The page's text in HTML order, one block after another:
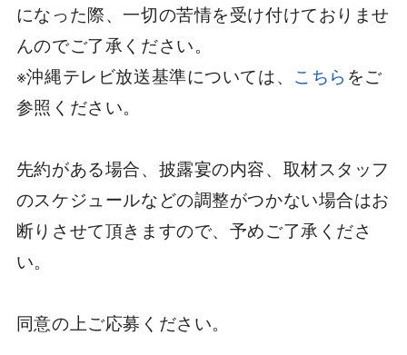
になった際、一切の苦情を受け付けておりませ
んのでご了承ください。
※沖縄テレビ放送基準については、 こちら をご
参照ください。
先約がある場合、披露宴の内容、取材スタッフ
のスケジュールなどの調整がつかない場合はお
断りさせて頂きますので、予めご了承くださ
い。
同意の上ご応募ください。